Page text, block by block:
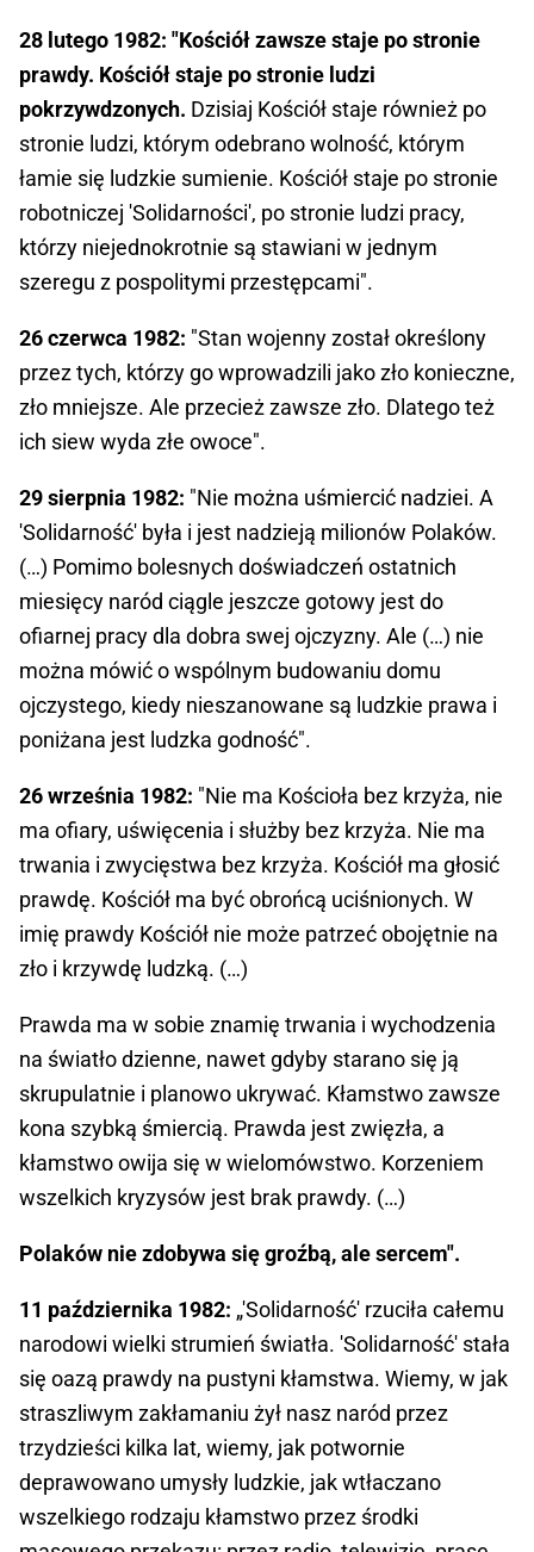
28 lutego 1982: "Kościół zawsze staje po stronie
prawdy. Kościół staje po stronie ludzi
pokrzywdzonych. Dzisiaj Kościół staje również po
stronie ludzi, którym odebrano wolność, którym
łamie się ludzkie sumienie. Kościół staje po stronie
robotniczej 'Solidarności', po stronie ludzi pracy,
którzy niejednokrotnie są stawiani w jednym
szeregu z pospolitymi przestępcami".
26 czerwca 1982: "Stan wojenny został określony
przez tych, którzy go wprowadzili jako zło konieczne,
zło mniejsze. Ale przecież zawsze zło. Dlatego też
ich siew wyda złe owoce".
29 sierpnia 1982: "Nie można uśmiercić nadziei. A
'Solidarność' była i jest nadzieją milionów Polaków.
(…) Pomimo bolesnych doświadczeń ostatnich
miesięcy naród ciągle jeszcze gotowy jest do
ofiarnej pracy dla dobra swej ojczyzny. Ale (…) nie
można mówić o wspólnym budowaniu domu
ojczystego, kiedy nieszanowane są ludzkie prawa i
poniżana jest ludzka godność".
26 września 1982: "Nie ma Kościoła bez krzyża, nie
ma ofiary, uświęcenia i służby bez krzyża. Nie ma
trwania i zwycięstwa bez krzyża. Kościół ma głosić
prawdę. Kościół ma być obrońcą uciśnionych. W
imię prawdy Kościół nie może patrzeć obojętnie na
zło i krzywdę ludzką. (…)
Prawda ma w sobie znamię trwania i wychodzenia
na światło dzienne, nawet gdyby starano się ją
skrupulatnie i planowo ukrywać. Kłamstwo zawsze
kona szybką śmiercią. Prawda jest zwięzła, a
kłamstwo owija się w wielomówstwo. Korzeniem
wszelkich kryzysów jest brak prawdy. (…)
Polaków nie zdobywa się groźbą, ale sercem".
11 października 1982: „'Solidarność' rzuciła całemu
narodowi wielki strumień światła. 'Solidarność' stała
się oazą prawdy na pustyni kłamstwa. Wiemy, w jak
straszliwym zakłamaniu żył nasz naród przez
trzydzieści kilka lat, wiemy, jak potwornie
deprawowano umysły ludzkie, jak wtłaczano
wszelkiego rodzaju kłamstwo przez środki